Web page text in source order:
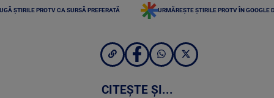
ȘTIRILE PROTV CA SURSĂ PREFERATĂ URMĂREȘTE ȘTIRILE PROTV ÎN GOOGLE
CITEȘTE ȘI...